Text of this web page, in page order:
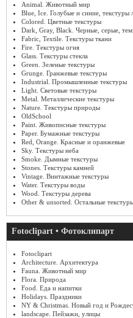
Animal. Животный мир
Blue, Ice. Голубые и синие, текстуры
Colored. Цветные текстуры
Dark, Gray, Black. Черные, серые,
Fabric, Textile. Текстуры ткани
Fire. Текстуры огня
Glass. Текстуры стекла
Green. Зеленые текстуры
Grunge. Гранжевые текстуры
Industrial. Промышленные текстуры
Light. Световые текстуры
Metal. Металлические текстуры
Nature. Текстуры природы
OldSchool
Paint. Живописные текстуры
Paper. Бумажные текстуры
Red, Orange. Красные и оранжевые
Sky. Текстуры неба
Smoke. Дымные текстуры
Stones. Текстуры камней
Vintage. Винтажные текстуры
Water. Текстуры воды
Wood. Текстуры дерева
Other & unsorted. Остальные
Fotoclipart • Фотоклипарт
Fotoclipart
Architecture. Архитектура
Fauna. Животный мир
Flora. Природа
Food. Еда и напитки
Holidays. Праздники
NY & Christmas. Новый год и
landscape. Пейзажи, улицы